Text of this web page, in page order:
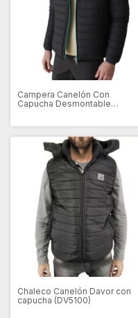
Campera Canelón Con
Capucha Desmontable
Chaleco Canelón Davor con
capucha (DV5100)